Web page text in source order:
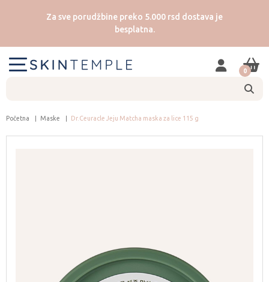
Za sve porudžbine preko 5.000 rsd dostava je
besplatna.
0
Početna Maske Dr.Ceuracle Jeju Matcha maska za lice 115 g